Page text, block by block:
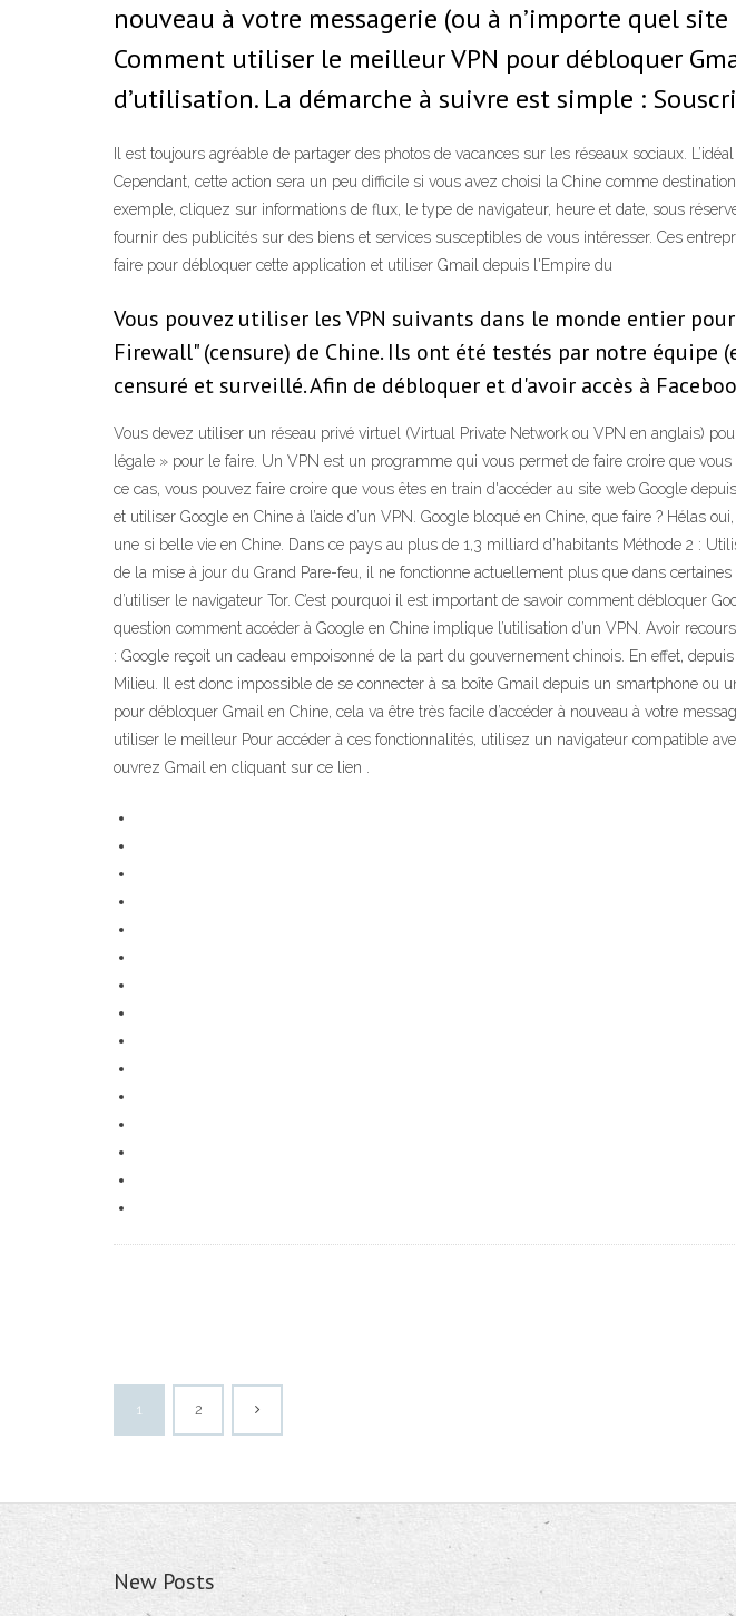
nouveau à votre messagerie (ou à n’importe quel
Comment utiliser le meilleur VPN pour débloquer
d’utilisation. La démarche à suivre est simple :
Il est toujours agréable de partager des photos de vacances sur les réseaux sociaux.
Cependant, cette action sera un peu difficile si vous avez choisi la Chine comme
exemple, cliquez sur informations de flux, le type de navigateur, heure et date, sous
fournir des publicités sur des biens et services susceptibles de vous intéresser. Ces
faire pour débloquer cette application et utiliser Gmail depuis l'Empire du
Vous pouvez utiliser les VPN suivants dans le monde entier
Firewall" (censure) de Chine. Ils ont été testés par notre
censuré et surveillé. Afin de débloquer et d'avoir accès à
Vous devez utiliser un réseau privé virtuel (Virtual Private Network ou VPN en anglais)
légale » pour le faire. Un VPN est un programme qui vous permet de faire croire que
ce cas, vous pouvez faire croire que vous êtes en train d'accéder au site web Google
et utiliser Google en Chine à l’aide d’un VPN. Google bloqué en Chine, que faire ? Hélas
une si belle vie en Chine. Dans ce pays au plus de 1,3 milliard d’habitants Méthode 2 :
de la mise à jour du Grand Pare-feu, il ne fonctionne actuellement plus que dans
d’utiliser le navigateur Tor. C’est pourquoi il est important de savoir comment débloquer
question comment accéder à Google en Chine implique l’utilisation d’un VPN. Avoir
: Google reçoit un cadeau empoisonné de la part du gouvernement chinois. En effet,
Milieu. Il est donc impossible de se connecter à sa boîte Gmail depuis un smartphone ou
pour débloquer Gmail en Chine, cela va être très facile d’accéder à nouveau à votre
utiliser le meilleur Pour accéder à ces fonctionnalités, utilisez un navigateur compatible
ouvrez Gmail en cliquant sur ce lien .
1 2
New Posts